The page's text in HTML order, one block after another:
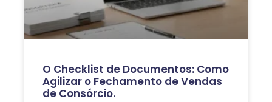
O Checklist de Documentos: Como
Agilizar o Fechamento de Vendas
de Consórcio.